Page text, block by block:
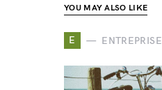
YOU MAY ALSO LIKE
E ENTREPRISE